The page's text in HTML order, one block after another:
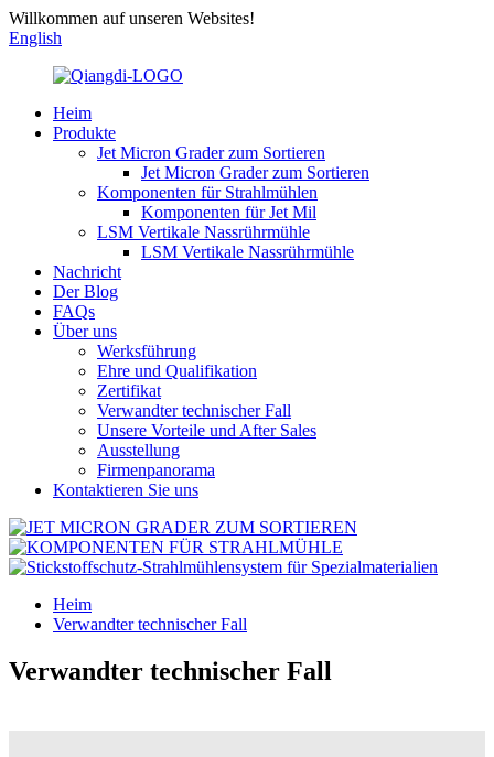
Willkommen auf unseren Websites!
English
Heim
Produkte
Jet Micron Grader zum Sortieren
Jet Micron Grader zum Sortieren
Komponenten für Strahlmühlen
Komponenten für Jet Mil
LSM Vertikale Nassrührmühle
LSM Vertikale Nassrührmühle
Nachricht
Der Blog
FAQs
Über uns
Werksführung
Ehre und Qualifikation
Zertifikat
Verwandter technischer Fall
Unsere Vorteile und After Sales
Ausstellung
Firmenpanorama
Kontaktieren Sie uns
Heim
Verwandter technischer Fall
Verwandter technischer Fall